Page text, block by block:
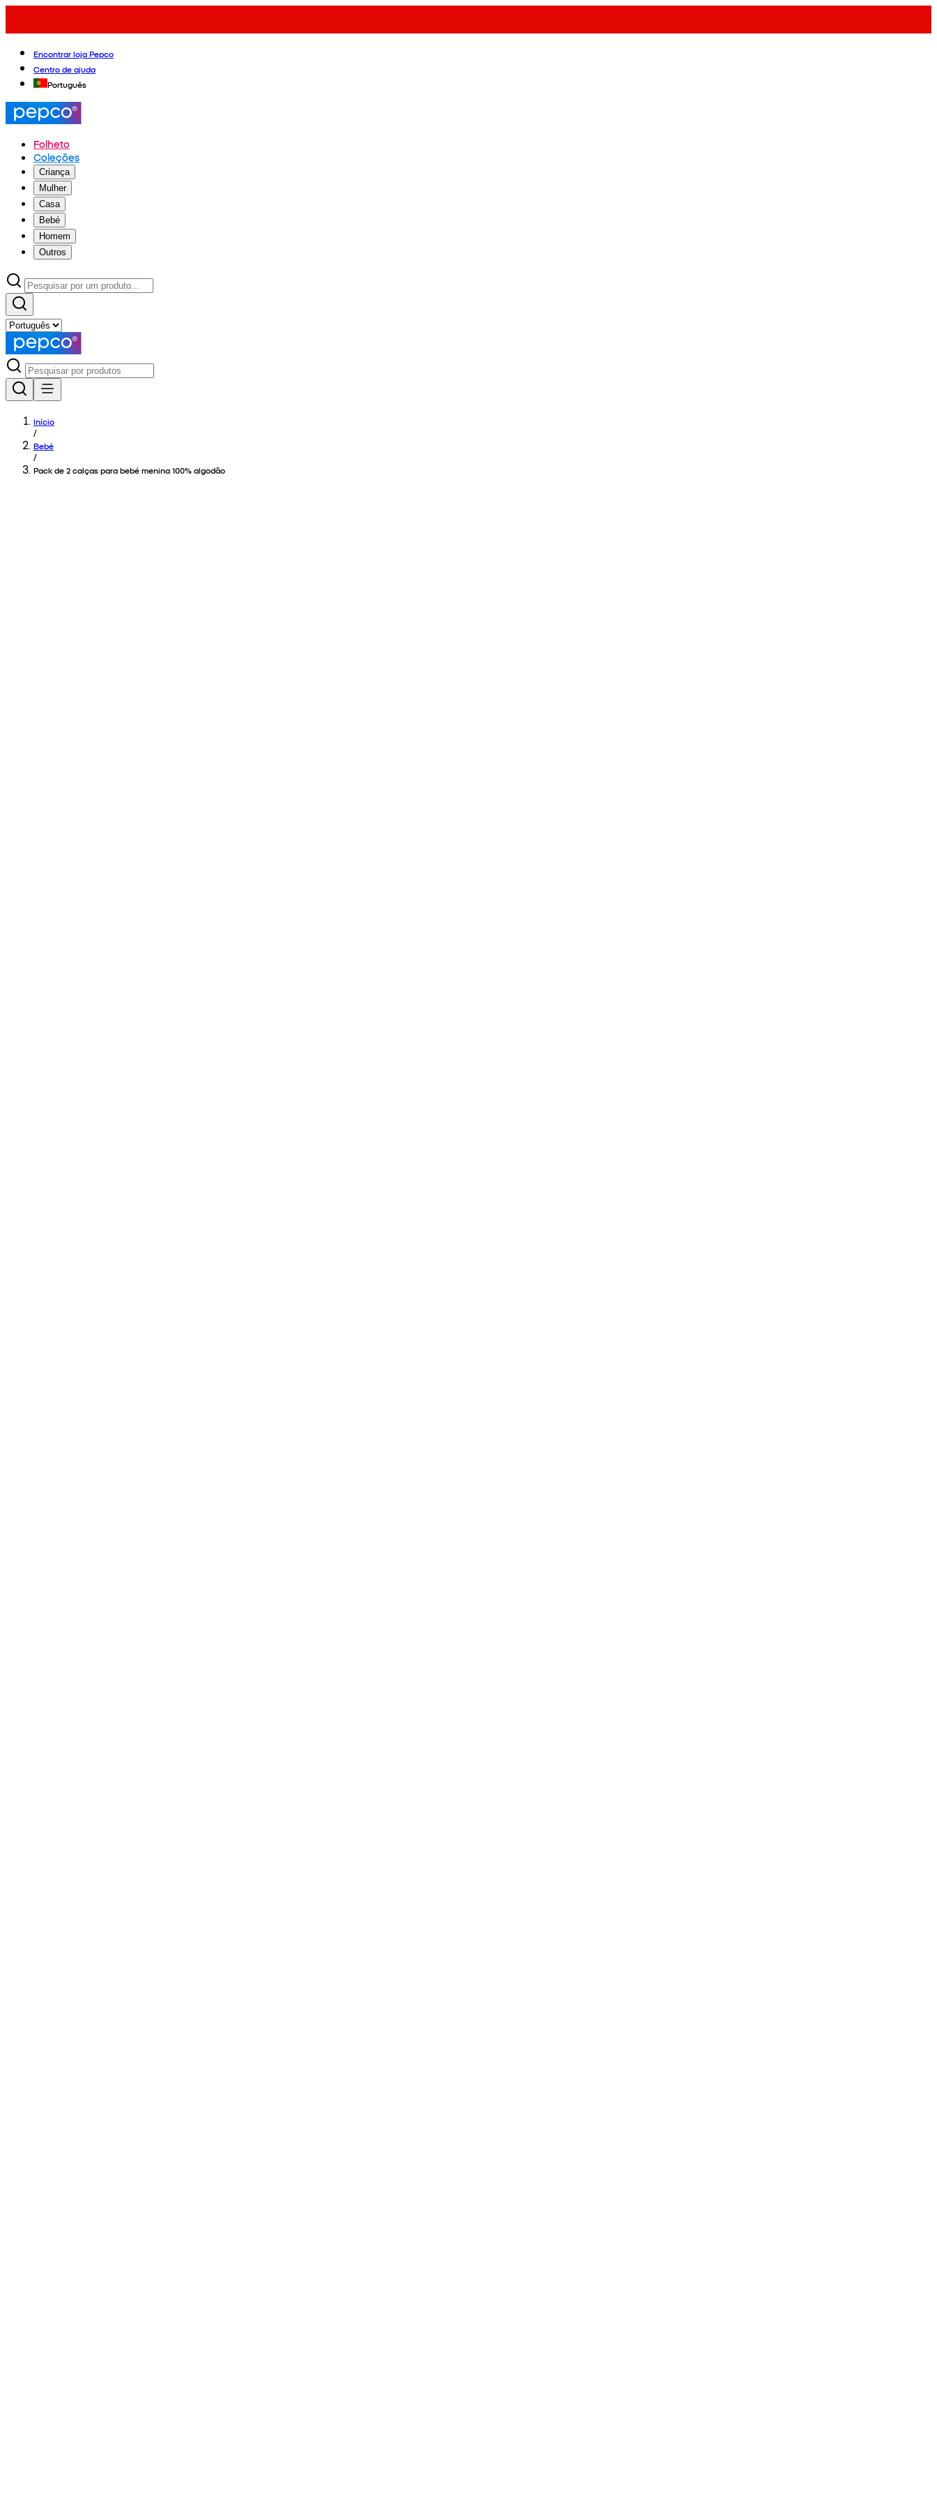
Encontrar loja Pepco
Centro de ajuda
Português
Folheto
Coleções
Criança
Mulher
Casa
Bebé
Homem
Outros
Início
/
Bebé
/
Pack de 2 calças para bebé menina 100% algodão